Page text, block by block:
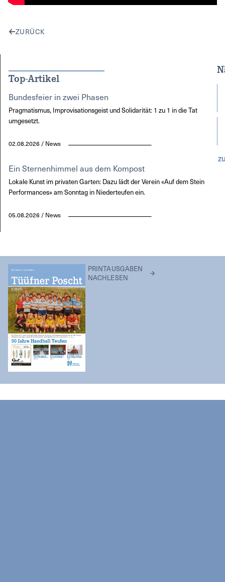
ZURÜCK
Top-Artikel
Bundesfeier in zwei Phasen
Pragmatismus, Improvisationsgeist und Solidarität: 1 zu 1 in die Tat
umgesetzt.
02.08.2026 / News
Ein Sternenhimmel aus dem Kompost
Lokale Kunst im privaten Garten: Dazu lädt der Verein «Auf dem Stein
Performances» am Sonntag in Niederteufen ein.
05.08.2026 / News
PRINTAUSGABEN
NACHLESEN